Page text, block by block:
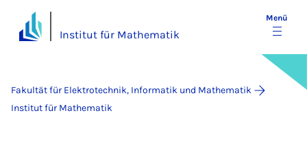
Institut für Mathematik
Menü
Fakultät für Elektrotechnik, Informatik und Mathematik
Institut für Mathematik